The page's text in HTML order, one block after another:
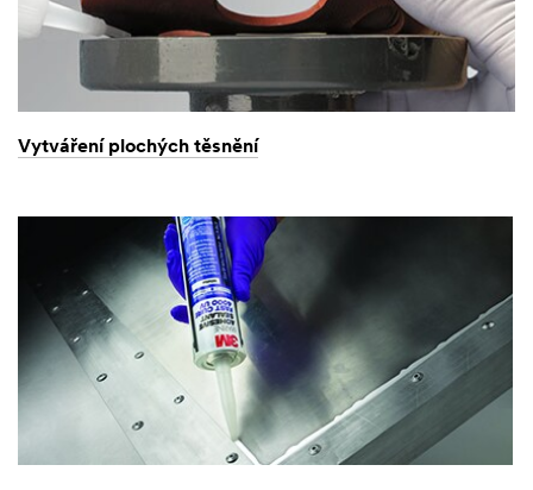
Vytváření plochých těsnění